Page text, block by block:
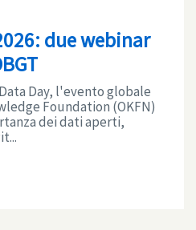
due webinar
Day, l'evento globale
Foundation (OKFN)
dei dati aperti,